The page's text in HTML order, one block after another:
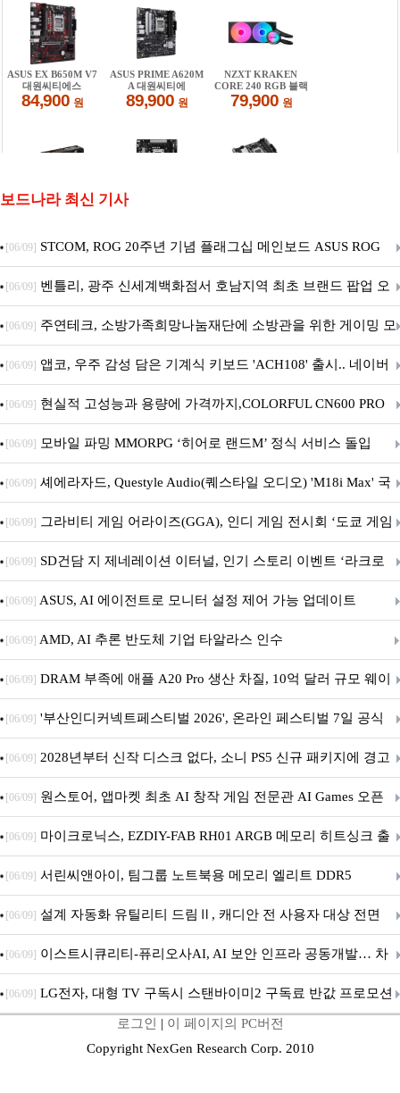
보드나라 최신 기사
[06/09] STCOM, ROG 20주년 기념 플래그십 메인보드 ASUS ROG
Crosshair X870E EDITION 20 국내 출시 예정
[06/09] 벤틀리, 광주 신세계백화점서 호남지역 최초 브랜드 팝업 오
픈
[06/09] 주연테크, 소방가족희망나눔재단에 소방관을 위한 게이밍 모
니터·스마트 펫 침대 기부
[06/09] 앱코, 우주 감성 담은 기계식 키보드 'ACH108' 출시.. 네이버
브랜드데이 기획전 진행
[06/09] 현실적 고성능과 용량에 가격까지,COLORFUL CN600 PRO
M.2 NVMe 디앤디컴 1TB
[06/09] 모바일 파밍 MMORPG ‘히어로 랜드M’ 정식 서비스 돌입
[06/09] 셰에라자드, Questyle Audio(퀘스타일 오디오) 'M18i Max' 국
내 정식 출시
[06/09] 그라비티 게임 어라이즈(GGA), 인디 게임 전시회 ‘도쿄 게임
던전 13’ 참가!
[06/09] SD건담 지 제네레이션 이터널, 인기 스토리 이벤트 ‘라크로
아의 용사’ 재개최 및 풍성한 기념 이벤트 실시!
[06/09] ASUS, AI 에이전트로 모니터 설정 제어 가능 업데이트
[06/09] AMD, AI 추론 반도체 기업 타알라스 인수
[06/09] DRAM 부족에 애플 A20 Pro 생산 차질, 10억 달러 규모 웨이
퍼 대기
[06/09] '부산인디커넥트페스티벌 2026', 온라인 페스티벌 7일 공식
개막... 22일간 진행
[06/09] 2028년부터 신작 디스크 없다, 소니 PS5 신규 패키지에 경고
문 추가
[06/09] 원스토어, 앱마켓 최초 AI 창작 게임 전문관 AI Games 오픈
[06/09] 마이크로닉스, EZDIY-FAB RH01 ARGB 메모리 히트싱크 출
시
[06/09] 서린씨앤아이, 팀그룹 노트북용 메모리 엘리트 DDR5
5600MHz 16GB 출시
[06/09] 설계 자동화 유틸리티 드림Ⅱ, 캐디안 전 사용자 대상 전면
무상 배포
[06/09] 이스트시큐리티-퓨리오사AI, AI 보안 인프라 공동개발… 차
세대 AI 보안 플랫폼 구축
[06/09] LG전자, 대형 TV 구독시 스탠바이미2 구독료 반값 프로모션
로그인 | 이 페이지의 PC버전
Copyright NexGen Research Corp. 2010